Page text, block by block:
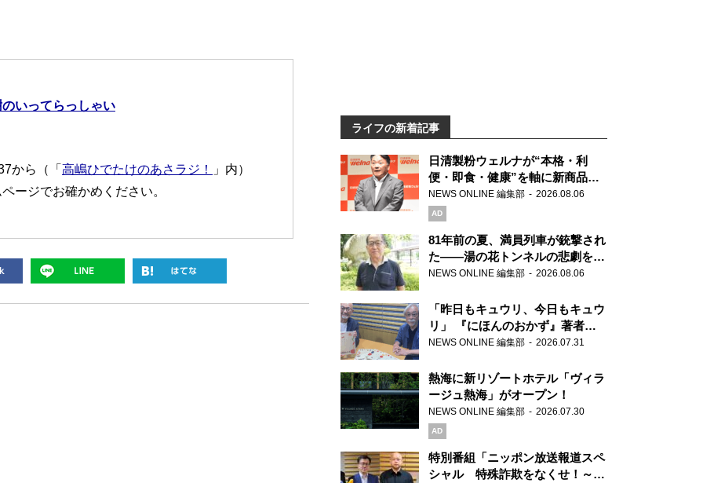
いってらっしゃい
から（「 高嶋ひでたけのあさラジ！
」内）
ージでお確かめください。
ライフの新着記事
日清製粉ウェルナが“本格・利
便・即食・健康”を軸に新商品を
展開 「マ・マー」「青の洞窟」
ブランドを強化
NEWS ONLINE 編集部 2026.08.06
AD
81年前の夏、満員列車が銃撃され
た――湯の花トンネルの悲劇を語
り継ぐ男性
NEWS ONLINE 編集部 2026.08.06
「昨日もキュウリ、今日もキュウ
リ」 『にほんのおかず』著者が
見つけた家庭料理の知恵
NEWS ONLINE 編集部 2026.07.31
熱海に新リゾートホテル「ヴィラ
ージュ熱海」がオープン！
NEWS ONLINE 編集部 2026.07.30
AD
特別番組「ニッポン放送報道スペ
シャル 特殊詐欺をなくせ！～被